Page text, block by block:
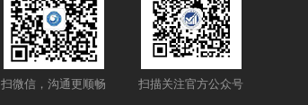
扫微信，沟通更顺畅 扫描关注官方公众号